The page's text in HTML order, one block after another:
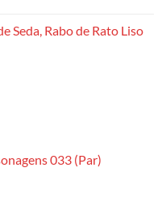
Seda, Rabo de Rato Liso
033 (Par)